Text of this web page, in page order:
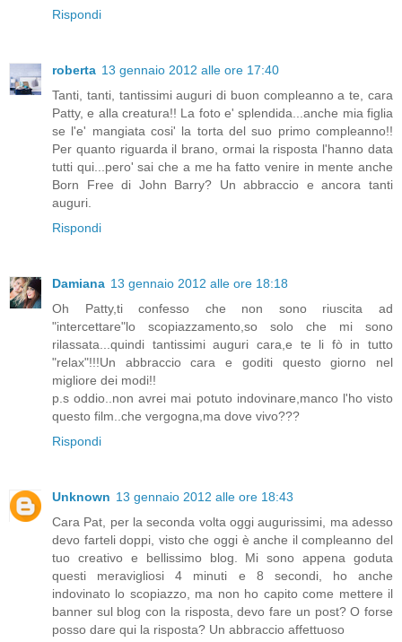
Rispondi
roberta 13 gennaio 2012 alle ore 17:40
Tanti, tanti, tantissimi auguri di buon compleanno a te, cara
Patty, e alla creatura!! La foto e' splendida...anche mia figlia
se l'e' mangiata cosi' la torta del suo primo compleanno!!
Per quanto riguarda il brano, ormai la risposta l'hanno data
tutti qui...pero' sai che a me ha fatto venire in mente anche
Born Free di John Barry? Un abbraccio e ancora tanti
auguri.
Rispondi
Damiana 13 gennaio 2012 alle ore 18:18
Oh Patty,ti confesso che non sono riuscita ad
"intercettare"lo scopiazzamento,so solo che mi sono
rilassata...quindi tantissimi auguri cara,e te li fò in tutto
"relax"!!!Un abbraccio cara e goditi questo giorno nel
migliore dei modi!!
p.s oddio..non avrei mai potuto indovinare,manco l'ho visto
questo film..che vergogna,ma dove vivo???
Rispondi
Unknown 13 gennaio 2012 alle ore 18:43
Cara Pat, per la seconda volta oggi augurissimi, ma adesso
devo farteli doppi, visto che oggi è anche il compleanno del
tuo creativo e bellissimo blog. Mi sono appena goduta
questi meravigliosi 4 minuti e 8 secondi, ho anche
indovinato lo scopiazzo, ma non ho capito come mettere il
banner sul blog con la risposta, devo fare un post? O forse
posso dare qui la risposta? Un abbraccio affettuoso